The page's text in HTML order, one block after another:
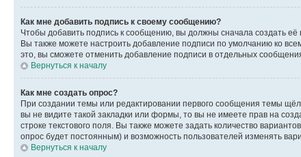
Как мне добавить подпись к своему сообщению?
Чтобы добавить подпись к сообщению, вы должны сначала создать
Вы также можете настроить добавление подписи по умолчанию ко
это, вы сможете отменить добавление подписи в отдельных
Вернуться к началу
Как мне создать опрос?
При создании темы или редактировании первого сообщения темы
вы не видите такой закладки или формы, то вы не имеете прав на
строке текстового поля. Вы также можете задать количество
опрос будет постоянным) и возможность пользователей изменять
Вернуться к началу